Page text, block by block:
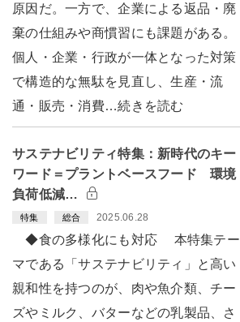
原因だ。一方で、企業による返品・廃
棄の仕組みや商慣習にも課題がある。
個人・企業・行政が一体となった対策
で構造的な無駄を見直し、生産・流
通・販売・消費…続きを読む
サステナビリティ特集：新時代のキー
ワード＝プラントベースフード 環境
負荷低減…
特集 総合 2025.06.28
◆食の多様化にも対応 本特集テー
マである「サステナビリティ」と高い
親和性を持つのが、肉や魚介類、チー
ズやミルク、バターなどの乳製品、さ